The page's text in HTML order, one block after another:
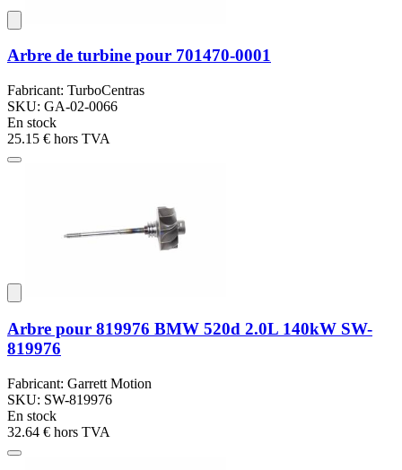
Arbre de turbine pour 701470-0001
Fabricant: TurboCentras
SKU: GA-02-0066
En stock
25.15 € hors TVA
Arbre pour 819976 BMW 520d 2.0L 140kW SW-
819976
Fabricant: Garrett Motion
SKU: SW-819976
En stock
32.64 € hors TVA